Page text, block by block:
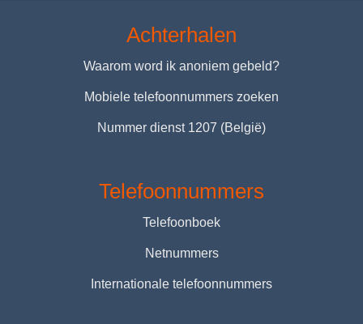
Achterhalen
Waarom word ik anoniem gebeld?
Mobiele telefoonnummers zoeken
Nummer dienst 1207 (België)
Telefoonnummers
Telefoonboek
Netnummers
Internationale telefoonnummers